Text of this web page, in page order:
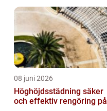
08 juni 2026
Höghöjdsstädning säker
och effektiv rengöring på